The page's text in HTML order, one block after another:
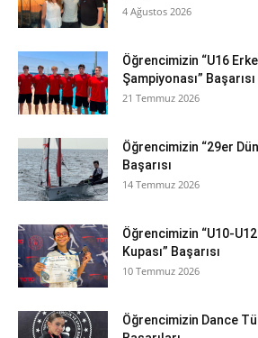
4 Ağustos 2026
Öğrencimizin “U16
Şampiyonası” Başarısı
21 Temmuz 2026
Öğrencimizin “29er
Başarısı
14 Temmuz 2026
Öğrencimizin “U10-
Kupası” Başarısı
10 Temmuz 2026
Öğrencimizin Dance